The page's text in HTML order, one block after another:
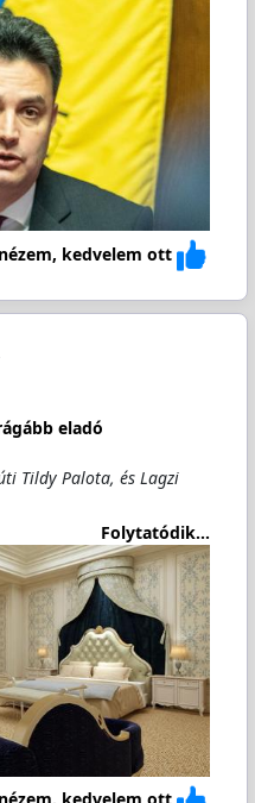
kedvelem ott
eladó
Tildy Palota, és Lagzi
Folytatódik...